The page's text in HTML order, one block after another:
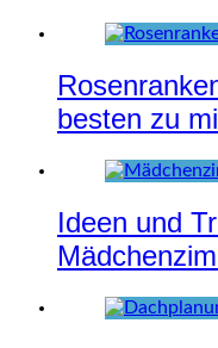
besten zu
Ideen und